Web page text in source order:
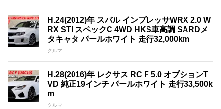
H.24(2012)年 スバル インプレッサWRX 2.0 W
RX STI スペックC 4WD HKS車高調 SARDメ
タキャタ パールホワイト 走行32,000km
クルマ
H.28(2016)年 レクサス RC F 5.0 オプションT
VD 純正19インチ パールホワイト 走行33,500k
m
クルマ